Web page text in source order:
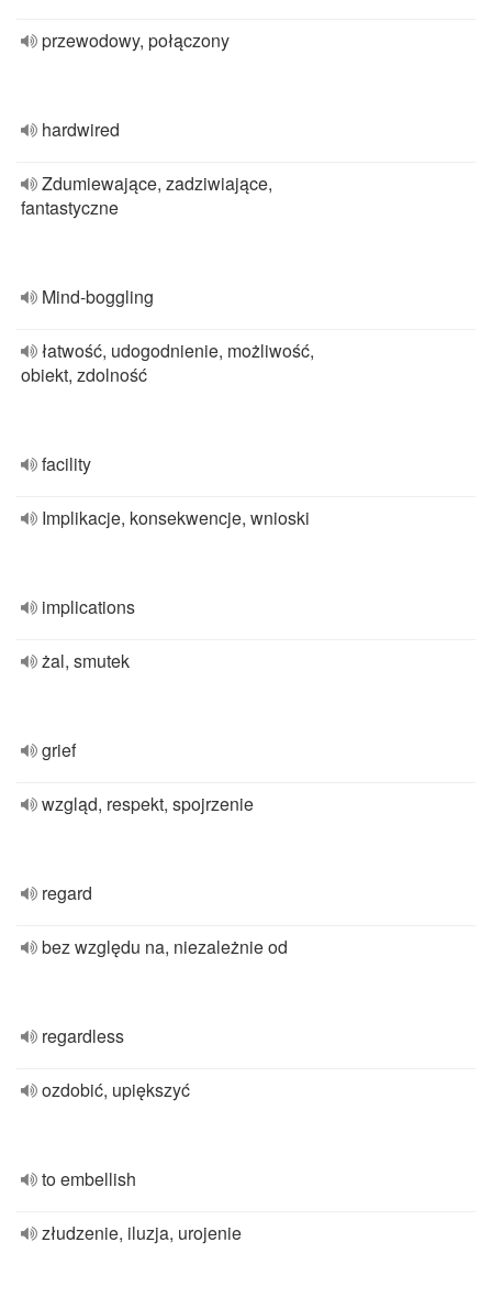
przewodowy, połączony
hardwired
Zdumiewające, zadziwiające,
fantastyczne
Mind-boggling
łatwość, udogodnienie, możliwość,
obiekt, zdolność
facility
Implikacje, konsekwencje, wnioski
implications
żal, smutek
grief
wzgląd, respekt, spojrzenie
regard
bez względu na, niezależnie od
regardless
ozdobić, upiększyć
to embellish
złudzenie, iluzja, urojenie